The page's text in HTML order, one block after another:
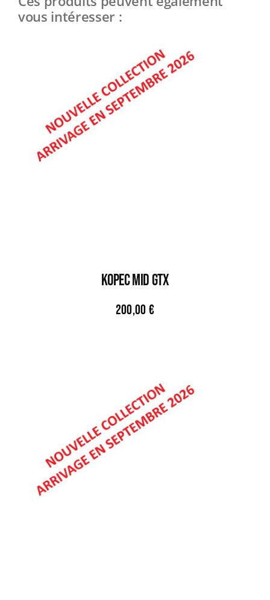
vous intéresser :
KOPEC MID GTX
200,00 €